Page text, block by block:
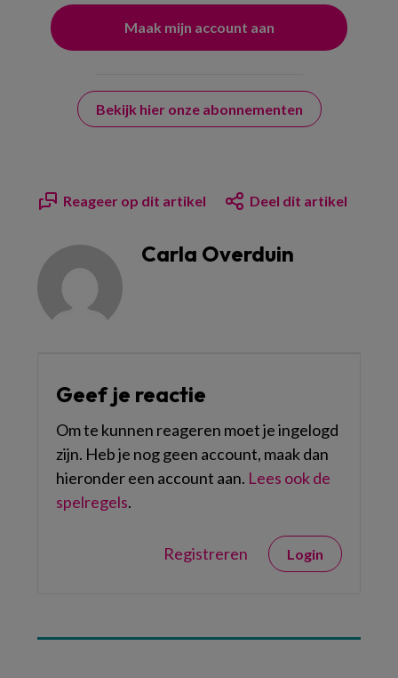
Bekijk hier onze abonnementen
Reageer op dit artikel Deel dit artikel
Carla Overduin
Geef je reactie
Om te kunnen reageren moet je ingelogd
zijn. Heb je nog geen account, maak dan
hieronder een account aan. Lees ook de
spelregels.
Registreren Login